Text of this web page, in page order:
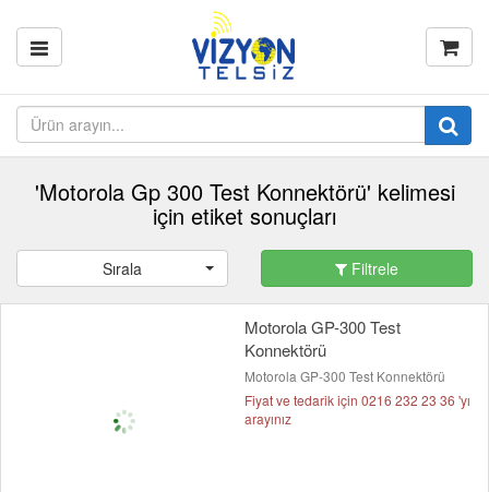
'Motorola Gp 300 Test Konnektörü' kelimesi
için etiket sonuçları
Sırala Filtrele
Motorola GP-300 Test
Konnektörü
Motorola GP-300 Test Konnektörü
Fiyat ve tedarik için 0216 232 23 36 'yı
arayınız